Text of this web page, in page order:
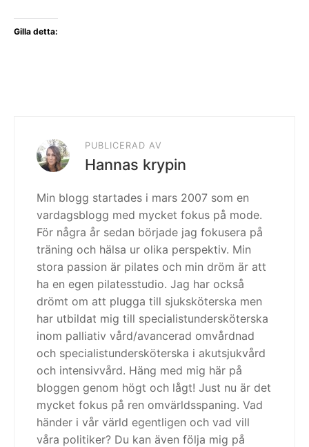
Gilla detta:
PUBLICERAD AV
Hannas krypin
Min blogg startades i mars 2007 som en
vardagsblogg med mycket fokus på mode.
För några år sedan började jag fokusera på
träning och hälsa ur olika perspektiv. Min
stora passion är pilates och min dröm är att
ha en egen pilatesstudio. Jag har också
drömt om att plugga till sjuksköterska men
har utbildat mig till specialistundersköterska
inom palliativ vård/avancerad omvårdnad
och specialistundersköterska i akutsjukvård
och intensivvård. Häng med mig här på
bloggen genom högt och lågt! Just nu är det
mycket fokus på ren omvärldsspaning. Vad
händer i vår värld egentligen och vad vill
våra politiker? Du kan även följa mig på